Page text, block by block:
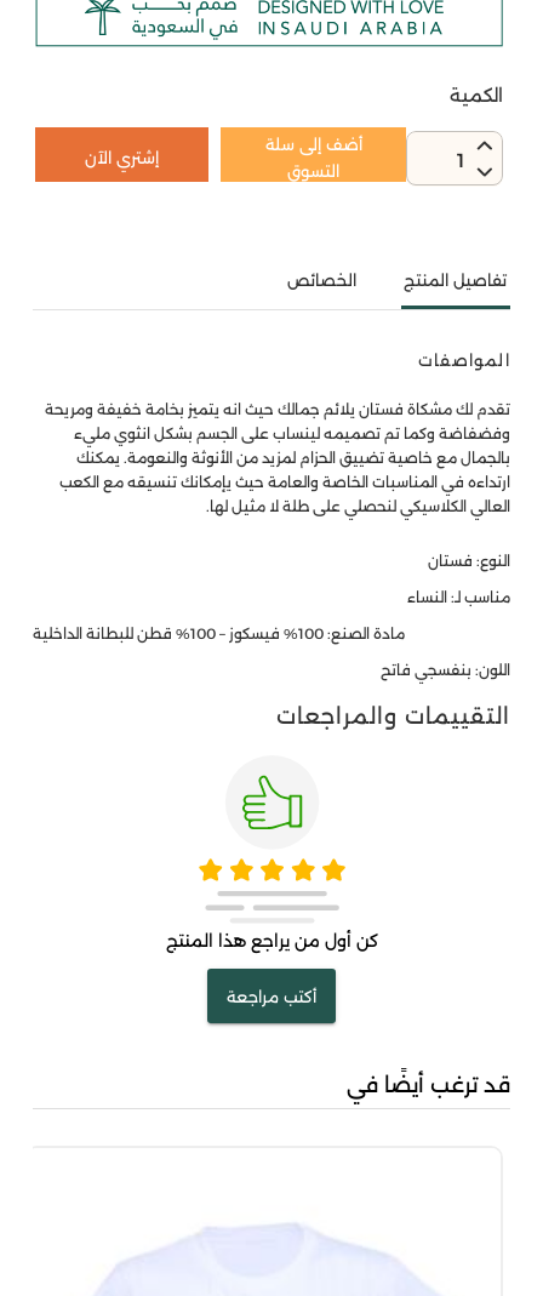
الكمية
1
أضف إلى سلة
التسوق
إشتري الآن
تفاصيل المنتج الخصائص
المواصفات
تقدم لك مشكاة فستان يلائم جمالك حيث انه يتميز بخامة خفيفة ومريحة
وفضفاضة وكما تم تصميمه لينساب على الجسم بشكل انثوي مليء
بالجمال مع خاصية تضييق الحزام لمزيد من الأنوثة والنعومة. يمكنك
ارتداءه في المناسبات الخاصة والعامة حيث يإمكانك تنسيقه مع الكعب
العالي الكلاسيكي لنحصلي على طلة لا مثيل لها.
النوع: فستان
مناسب لـ: النساء
مادة الصنع: 100% فيسكوز – 100% قطن للبطانة الداخلية
اللون: بنفسجي فاتح
التقييمات والمراجعات
كن أول من يراجع هذا المنتج
أكتب مراجعة
قد ترغب أيضًا في